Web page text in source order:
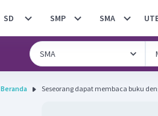
SD SMP SMA
Beranda Seseorang dapat membaca buku